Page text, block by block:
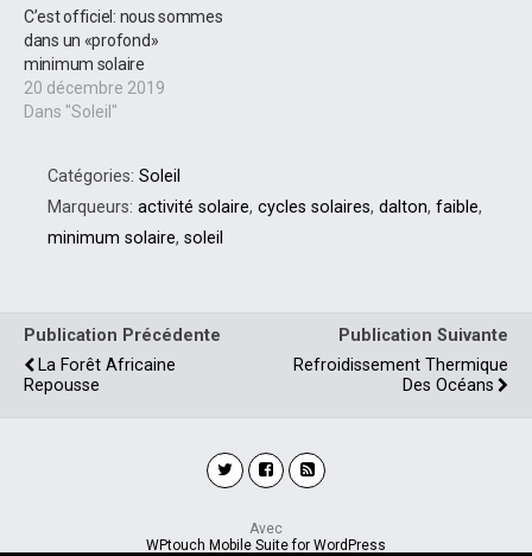
C’est officiel: nous sommes
dans un «profond»
minimum solaire
20 décembre 2019
Dans "Soleil"
Catégories: Soleil
Marqueurs: activité solaire, cycles solaires, dalton, faible,
minimum solaire, soleil
Publication Précédente
La Forêt Africaine
Repousse
Publication Suivante
Refroidissement Thermique
Des Océans
Avec
WPtouch Mobile Suite for WordPress